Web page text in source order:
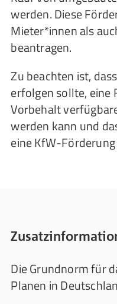
werden. Diese
Mieter*innen als
beantragen.
Zu beachten ist,
erfolgen sollte, eine
Vorbehalt
werden kann und
eine KfW-
Die Grundnorm für
Planen in